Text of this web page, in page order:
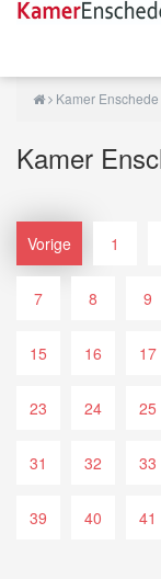
Kamer Enschede
Kamer
Vorige 1
7 8 9
15 16 17
23 24 25
31 32 33
39 40 41